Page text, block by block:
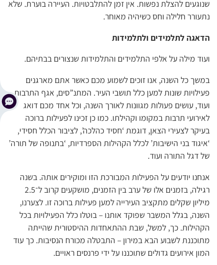
שנוגעים להצלת נפשות. אין זמן להתלבטויות. העיירה בוערת. שלא
נתעורר חלילה וחס כשיהיה מאוחר.
הדאגה לתלמידים ולתלמידות
ועוד מילה על אלפי התלמידים והתלמידות שנצורים בבתיהם.
במשך כל השנה, אנו זוכים לשמוע מכם כאשר אתם מארגנים
פעילויות שונות למען כלל תושבי העיר. המתנ”סים, אגף התרבות
ועוד, עושים פעולות מגוונות לאורך השנה, וכל אחד מכם דואג
לאירועי תרבות במקומו וקהילתו. כמו כן זכינו לפעילות ברוכה
בעיקר לצעירי הצאן, דוגמת ‘חסיד כהלכה’, לציבור הכלל חסידי,
‘איגוד בני הישיבות’ לכלל הקהילות הספרדיות, ‘בתנופה של תורה’
של דגל התורה ועוד.
אנחנו יודעים על הפעילות המבורכת הזו ומוקירים אותה. בשנה
רגילה, בזמנים אלו של ערב בין הזמנים, מושקעים קרוב ל־2.5
מיליון שקלים מתקציב העירייה למען פעילות ברוכה זו. לצערנו,
השנה, בגלל המשבר שפוקד אותנו – בוטלו כלל הפעילויות בכל
הקהילות. כך, למשל, שבת ההתאחדות ההיסטורית שהייתה
מתוכננת לשבוע הבא במירון – התבטלה מכורח הנסיבות. כך עוד
המון אירועים גדולים שתוכננו על ידי פרנסים ראויים.